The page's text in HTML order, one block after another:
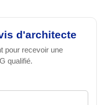
d'architecte
pour recevoir une
qualifié.